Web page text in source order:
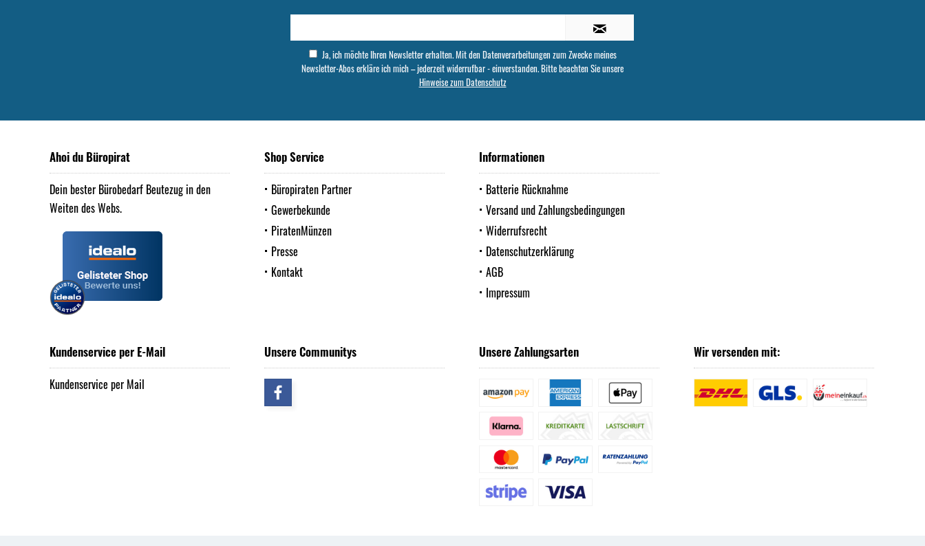
Ja, ich möchte Ihren Newsletter erhalten. Mit den Datenverarbeitungen zum Zwecke meines
Newsletter-Abos erkläre ich mich – jederzeit widerrufbar - einverstanden. Bitte beachten Sie unsere
Hinweise zum Datenschutz
Ahoi du Büropirat
Dein bester Bürobedarf Beutezug in den
Weiten des Webs.
Shop Service
Büropiraten Partner
Gewerbekunde
PiratenMünzen
Presse
Kontakt
Informationen
Batterie Rücknahme
Versand und Zahlungsbedingungen
Widerrufsrecht
Datenschutzerklärung
AGB
Impressum
Kundenservice per E-Mail
Kundenservice per Mail
Unsere Communitys Unsere Zahlungsarten Wir versenden mit: